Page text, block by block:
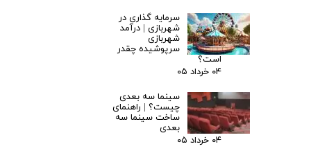
سرمایه گذاری در
شهربازی | درآمد
شهربازی
سرپوشیده چقدر
است؟
۰۴ خرداد ۰۵
سینما سه بعدی
چیست؟ | راهنمای
ساخت سینما سه
بعدی
۰۴ خرداد ۰۵